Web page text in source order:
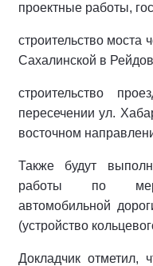
проектные работы,
строительство моста
Сахалинской в
строительство
пересечении ул.
восточном
Также будут
работы по
автомобильной
(устройство
Докладчик отметил,